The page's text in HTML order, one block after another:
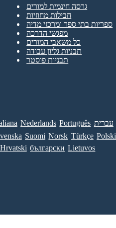
גרסה חינמית למורים
חבילות מחוזיות
ספריות בתי ספר ומרכזי מדיה
מפגשי הדרכה
כל משאבי המורים
תבניות גליון עבודה
תבניות פוסטר
Nederlands Português עברית
Suomi Norsk Türkçe Polski
Hrvatski български Lietuvos